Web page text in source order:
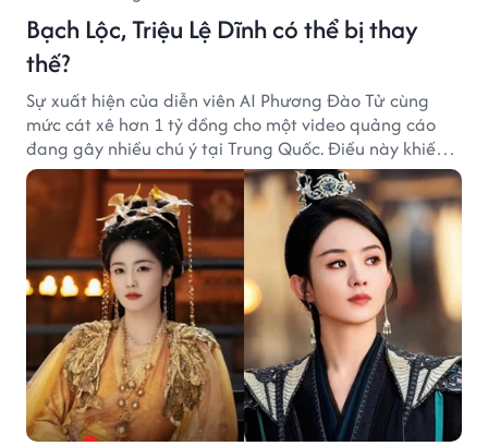
Bạch Lộc, Triệu Lệ Dĩnh có thể bị thay
thế?
Sự xuất hiện của diễn viên AI Phương Đào Tử cùng
mức cát xê hơn 1 tỷ đồng cho một video quảng cáo
đang gây nhiều chú ý tại Trung Quốc. Điều này khiến
không ít người đặt câu hỏi liệu những ngôi sao hàng
đầu như Bạch Lộc, Triệu Lệ Dĩnh có thể bị thay thế
trong tương lai.